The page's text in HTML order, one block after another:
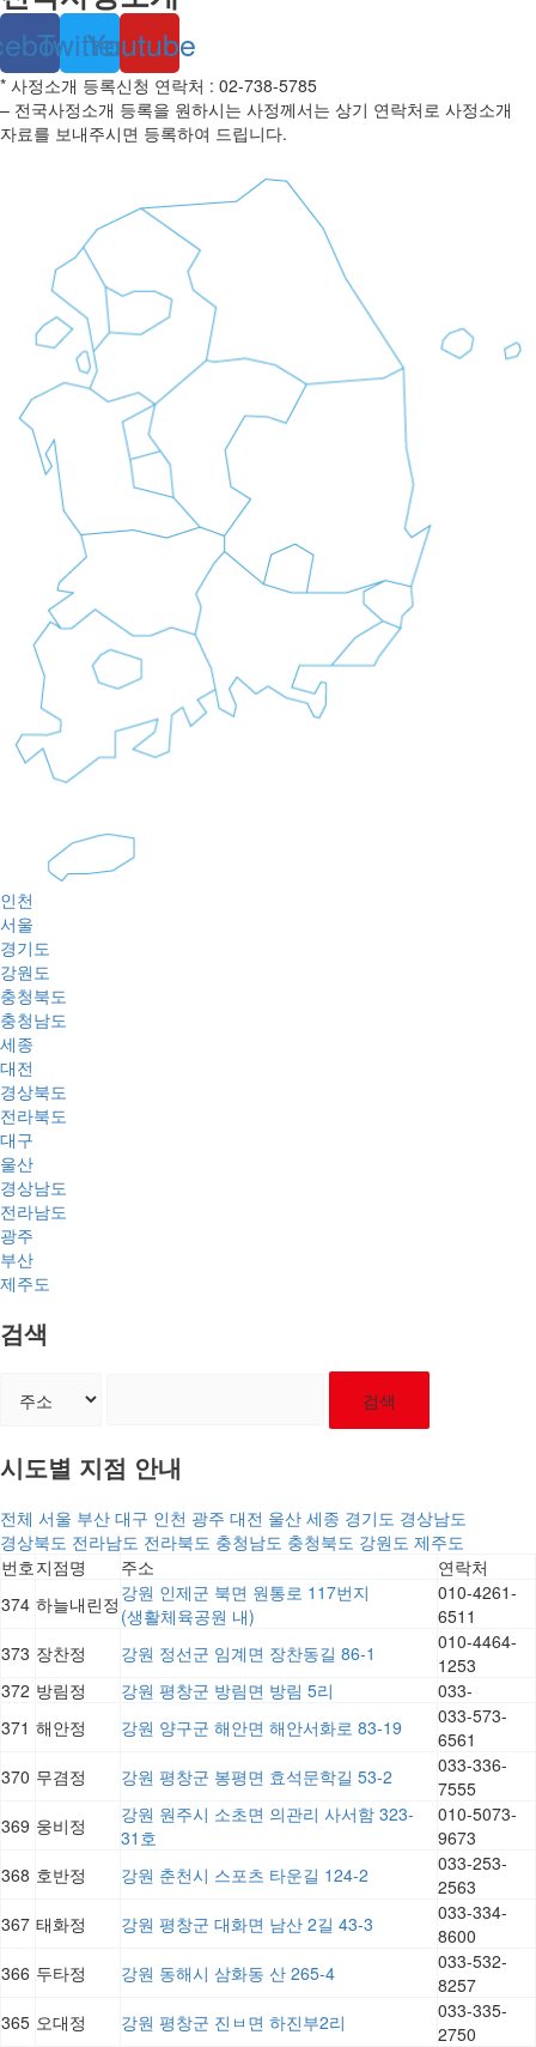
TwitterYoutube
* 사정소개 등록신청 연락처 : 02-738-5785
– 전국사정소개 등록을 원하시는 사정께서는 상기 연락처로 사정소개
자료를 보내주시면 등록하여 드립니다.
인천
서울
경기도
강원도
충청북도
충청남도
세종
대전
경상북도
전라북도
대구
울산
경상남도
전라남도
광주
부산
제주도
검색
검색
시도별 지점 안내
전체 서울 부산 대구 인천 광주 대전 울산 세종 경기도 경상남도
경상북도 전라남도 전라북도 충청남도 충청북도 강원도 제주도
번호지점명 주소
연락처
374 하늘내린정 강원 인제군 북면 원통로 117번지
(생활체육공원 내)
010-4261-
6511
373 장찬정 강원 정선군 임계면 장찬동길 86-1
010-4464-
1253
372 방림정 강원 평창군 방림면 방림 5리
033-
371 해안정 강원 양구군 해안면 해안서화로 83-19
033-573-
6561
370 무겸정 강원 평창군 봉평면 효석문학길 53-2
033-336-
7555
369 웅비정
강원 원주시 소초면 의관리 사서함 323-
31호
010-5073-
9673
368 호반정 강원 춘천시 스포츠 타운길 124-2
033-253-
2563
367 태화정 강원 평창군 대화면 남산 2길 43-3
033-334-
8600
366 두타정 강원 동해시 삼화동 산 265-4
033-532-
8257
365 오대정 강원 평창군 진ㅂ면 하진부2리
033-335-
2750